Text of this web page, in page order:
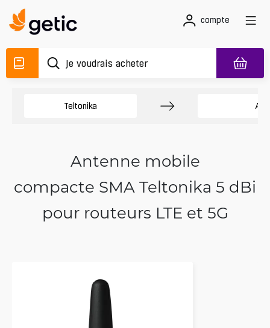
compte
Teltonika
Antenne mobile
compacte SMA Teltonika 5 dBi
pour routeurs LTE et 5G